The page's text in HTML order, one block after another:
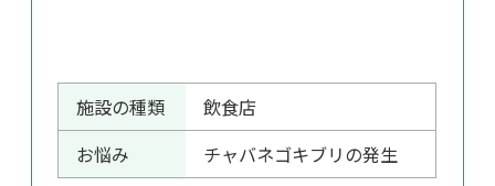
施設の種類
飲食店
お悩み
チャバネゴキブリの発生